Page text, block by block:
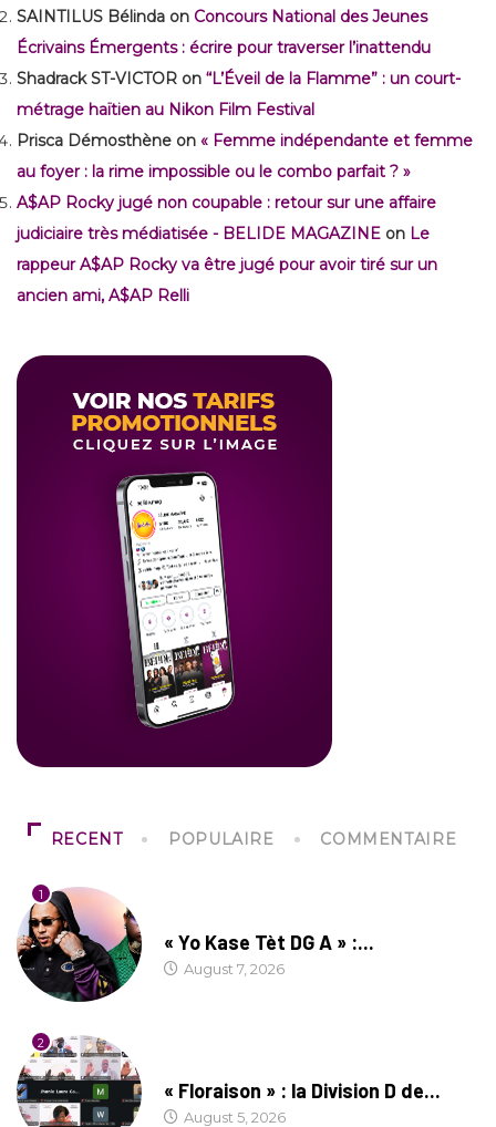
SAINTILUS Bélinda on Concours National des Jeunes
Écrivains Émergents : écrire pour traverser l’inattendu
Shadrack ST-VICTOR on “L’Éveil de la Flamme” : un court-
métrage haïtien au Nikon Film Festival
Prisca Démosthène on « Femme indépendante et femme
au foyer : la rime impossible ou le combo parfait ? »
A$AP Rocky jugé non coupable : retour sur une affaire
judiciaire très médiatisée - BELIDE MAGAZINE on Le
rappeur A$AP Rocky va être jugé pour avoir tiré sur un
ancien ami, A$AP Relli
RECENT POPULAIRE COMMENTAIRE
1
« Yo Kase Tèt DG A » :...
August 7, 2026
2
« Floraison » : la Division D de...
August 5, 2026